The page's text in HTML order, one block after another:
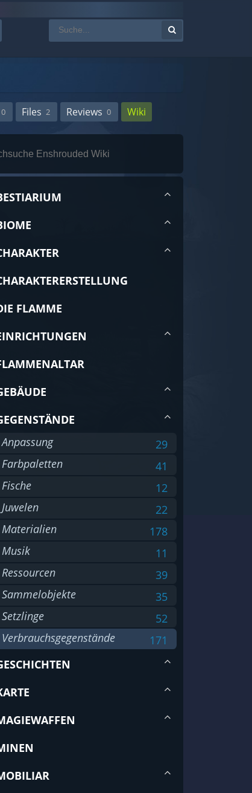
0 Files 2 Reviews 0 Wiki
FLAMME
Anpassung
29
Farbpaletten
41
Fische
12
Juwelen
22
Materialien
178
Musik
11
Ressourcen
39
Sammelobjekte
35
Setzlinge
52
Verbrauchsgegenstände
171